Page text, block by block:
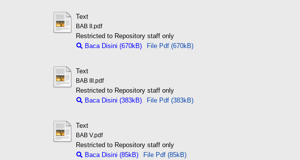
Text
BAB II.pdf
Restricted to Repository staff only
Baca Disini (670kB)
File Pdf (670kB)
Text
BAB III.pdf
Restricted to Repository staff only
Baca Disini (383kB)
File Pdf (383kB)
Text
BAB V.pdf
Restricted to Repository staff only
Baca Disini (85kB)
File Pdf (85kB)